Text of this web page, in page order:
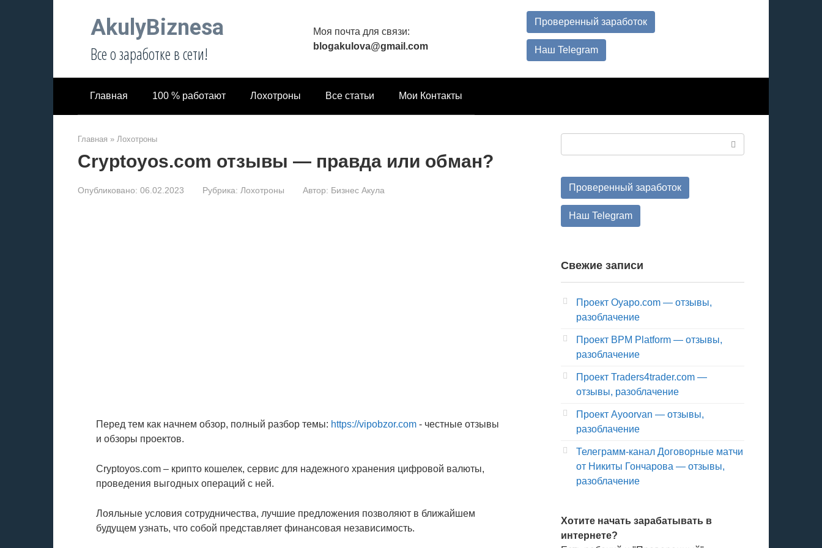
AkulyBiznesa
Все о заработке в сети!
Моя почта для связи:
blogakulova@gmail.com
Проверенный заработок
Наш Telegram
Главная 100 % работают Лохотроны Все статьи Мои Контакты
Главная » Лохотроны
Cryptoyos.com отзывы — правда или обман?
Опубликовано: 06.02.2023 Рубрика: Лохотроны Автор: Бизнес Акула
Перед тем как начнем обзор, полный разбор темы: https://vipobzor.com - честные отзывы
и обзоры проектов.
Cryptoyos.com – крипто кошелек, сервис для надежного хранения цифровой валюты,
проведения выгодных операций с ней.
Лояльные условия сотрудничества, лучшие предложения позволяют в ближайшем
будущем узнать, что собой представляет финансовая независимость.
Проверенный заработок
Наш Telegram
Свежие записи
Проект Oyapo.com — отзывы,
разоблачение
Проект BPM Platform — отзывы,
разоблачение
Проект Traders4trader.com —
отзывы, разоблачение
Проект Ayoorvan — отзывы,
разоблачение
Телеграмм-канал Договорные матчи
от Никиты Гончарова — отзывы,
разоблачение
Хотите начать зарабатывать в
интернете?